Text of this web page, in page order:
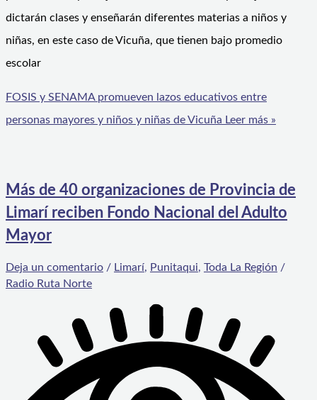
dictarán clases y enseñarán diferentes materias a niños y
niñas, en este caso de Vicuña, que tienen bajo promedio
escolar
FOSIS y SENAMA promueven lazos educativos entre
personas mayores y niños y niñas de Vicuña Leer más »
Más de 40 organizaciones de Provincia de
Limarí reciben Fondo Nacional del Adulto
Mayor
Deja un comentario / Limarí, Punitaqui, Toda La Región /
Radio Ruta Norte